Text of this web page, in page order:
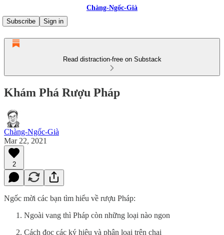
Chàng-Ngốc-Già
Subscribe
Sign in
Read distraction-free on Substack
Khám Phá Rượu Pháp
Chàng-Ngốc-Già
Mar 22, 2021
2
Ngốc mời các bạn tìm hiểu về rượu Pháp:
Ngoài vang thì Pháp còn những loại nào ngon
Cách đọc các ký hiệu và phân loại trên chai